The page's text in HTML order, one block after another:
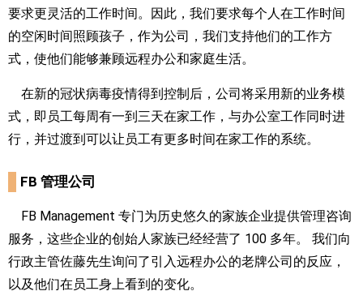
要求更灵活的工作时间。因此，我们要求每个人在工作时间
的空闲时间照顾孩子，作为公司，我们支持他们的工作方
式，使他们能够兼顾远程办公和家庭生活。
在新的冠状病毒疫情得到控制后，公司将采用新的业务模
式，即员工每周有一到三天在家工作，与办公室工作同时进
行，并过渡到可以让员工有更多时间在家工作的系统。
FB 管理公司
FB Management 专门为历史悠久的家族企业提供管理咨询
服务，这些企业的创始人家族已经经营了 100 多年。 我们向
行政主管佐藤先生询问了引入远程办公的老牌公司的反应，
以及他们在员工身上看到的变化。